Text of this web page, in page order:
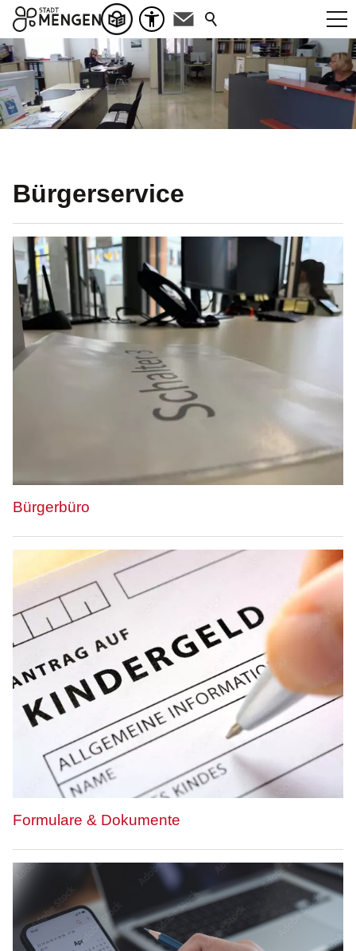
Bürgerservice
Bürgerbüro
Formulare & Dokumente